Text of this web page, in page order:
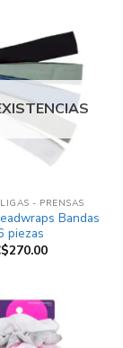
- PRENSAS
Bandas
piezas
270.00